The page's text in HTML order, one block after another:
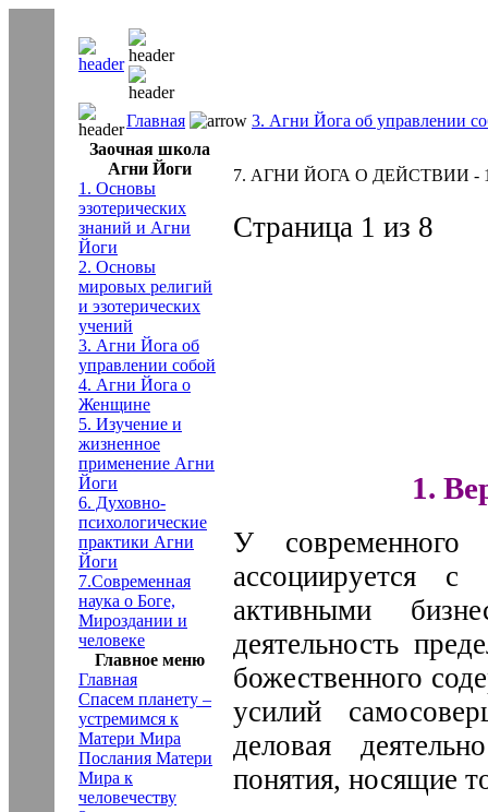
Главная
3. Агни Йога об управлении
Заочная школа
Агни Йоги
1. Основы
эзотерических
знаний и Агни
Йоги
2. Основы
мировых религий
и эзотерических
учений
3. Агни Йога об
управлении собой
4. Агни Йога о
Женщине
5. Изучение и
жизненное
применение Агни
Йоги
6. Духовно-
психологические
практики Агни
Йоги
7.Современная
наука о Боге,
Мироздании и
человеке
Главное меню
Главная
Спасем планету –
устремимся к
Матери Мира
Послания Матери
Мира к
человечеству
7. АГНИ ЙОГА О ДЕЙСТВИИ -
Страница 1 из 8
1.
У современного
ассоциируется
активными
деятельность
божественного
усилий
деловая
понятия, носящие